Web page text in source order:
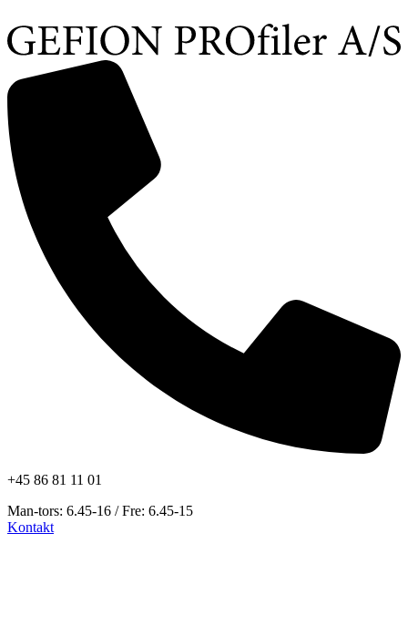
til
indhold
+45 86 81 11 01
Man-tors: 6.45-16 / Fre: 6.45-15
Kontakt